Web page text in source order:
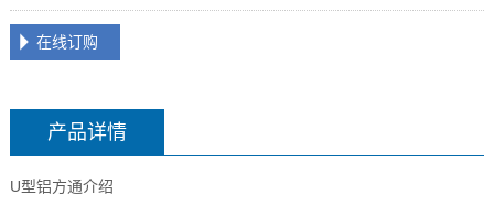
在线订购
产品详情
U型铝方通介绍